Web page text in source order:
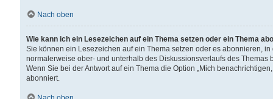
Nach oben
Wie kann ich ein Lesezeichen auf ein Thema setzen oder ein Thema
Sie können ein Lesezeichen auf ein Thema setzen oder es abonnieren,
normalerweise ober- und unterhalb des Diskussionsverlaufs des Themas
Wenn Sie bei der Antwort auf ein Thema die Option „Mich
abonniert.